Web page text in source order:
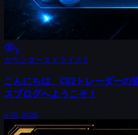
6
カウンターストライク 2
こんにちは、CS2トレーダーの
スブログへようこそ！
4 20, 2026